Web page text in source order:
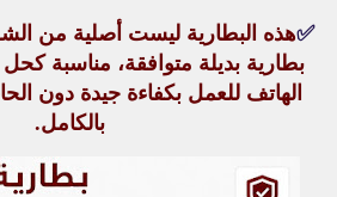
✅هذه البطاريةليست أصلية من
بطارية بديلة متوافقة، مناسبة
الهاتف للعمل بكفاءة جيدة دون
بالكامل.